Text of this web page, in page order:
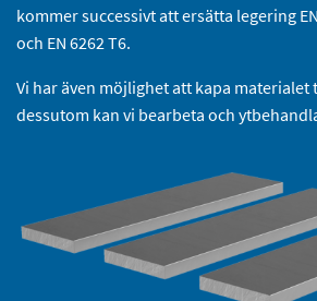
kommer successivt att ersätta legering
och EN 6262 T6.
Vi har även möjlighet att kapa materialet
dessutom kan vi bearbeta och